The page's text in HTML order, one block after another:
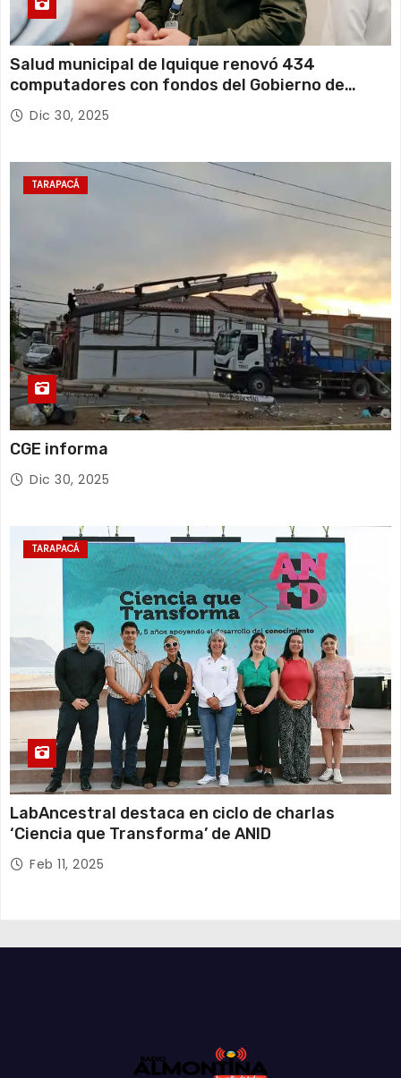
Salud municipal de Iquique renovó 434
computadores con fondos del Gobierno de
Tarapacá
Dic 30, 2025
TARAPACÁ
CGE informa
Dic 30, 2025
TARAPACÁ
LabAncestral destaca en ciclo de charlas
‘Ciencia que Transforma’ de ANID
Feb 11, 2025